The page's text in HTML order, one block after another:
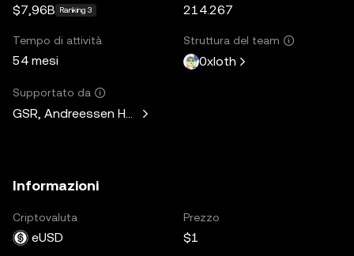
$7,96B Ranking 3 214.267
Tempo di attività
54 mesi
Struttura del team
0xloth
Supportato da
GSR, Andreessen Horowitz, Mechanism Capital, Variant
Informazioni
Criptovaluta
eUSD
Prezzo
$1